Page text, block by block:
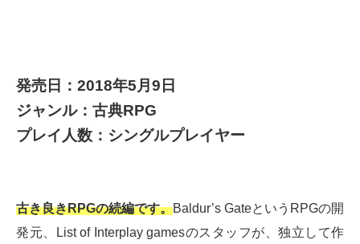
発売日：2018年5月9日
ジャンル：古典RPG
プレイ人数：シングルプレイヤー
古き良きRPGの続編です。Baldur’s GateというRPGの開
発元、List of Interplay gamesのスタッフが、独立して作